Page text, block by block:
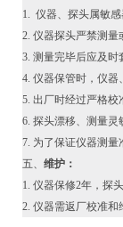
1. 仪器、探头属敏
2. 仪器探头严禁测
3. 测量完毕后应及
4. 仪器保管时，仪
5. 出厂时经过严格
6. 探头漂移、测量
7. 为了保证仪器测
五、 维护：
1. 仪器保修2年，探
2. 仪器需返厂校准